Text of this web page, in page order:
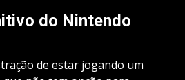
do Nintendo
de estar jogando um